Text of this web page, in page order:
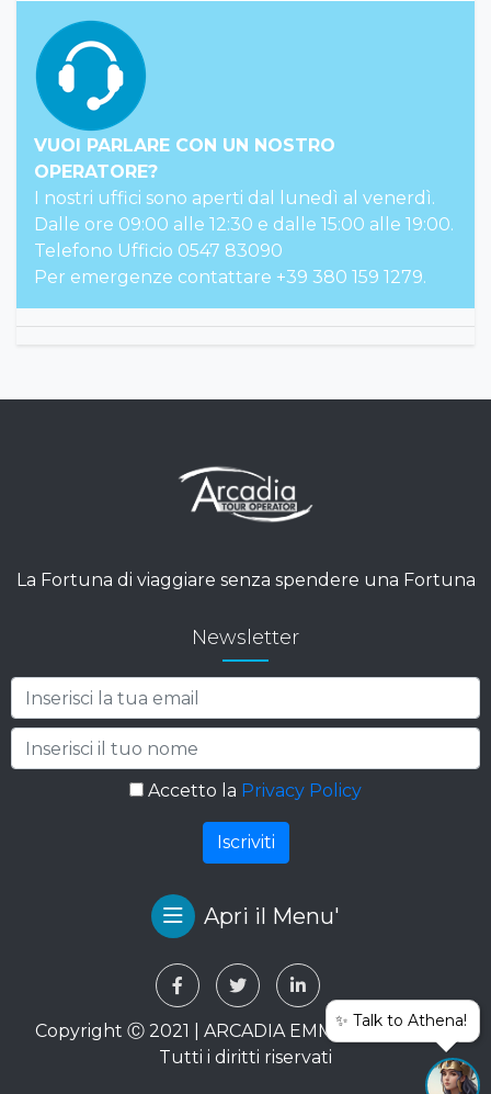
VUOI PARLARE CON UN NOSTRO
OPERATORE?
I nostri uffici sono aperti dal lunedì al venerdì.
Dalle ore 09:00 alle 12:30 e dalle 15:00 alle 19:00.
Telefono Ufficio 0547 83090
Per emergenze contattare +39 380 159 1279.
La Fortuna di viaggiare senza spendere una Fortuna
Newsletter
Accetto la Privacy Policy
Apri il Menu'
Copyright Ⓒ 2021 | ARCADIA EMME VIAGGI SRL.
Tutti i diritti riservati
✨ Talk to Athena!